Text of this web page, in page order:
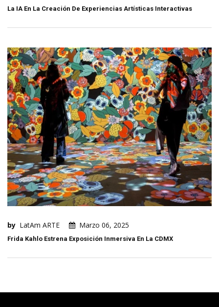
La IA En La Creación De Experiencias Artísticas Interactivas
by LatAm ARTE Marzo 06, 2025
Frida Kahlo Estrena Exposición Inmersiva En La CDMX